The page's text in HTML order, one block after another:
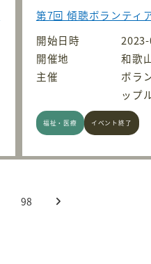
第7回 傾聴ボランティ
開始日時
開催地
和歌
主催
ボラ
ップ
福祉・医療 イベント終了
98